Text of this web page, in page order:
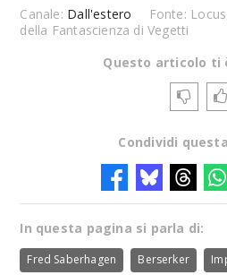
Canale: Dall'estero
Fonte:
della Fantascienza di Vegetti
Questo articolo ti
Condividi
In questa pagina si parla di:
Fred Saberhagen Berserker